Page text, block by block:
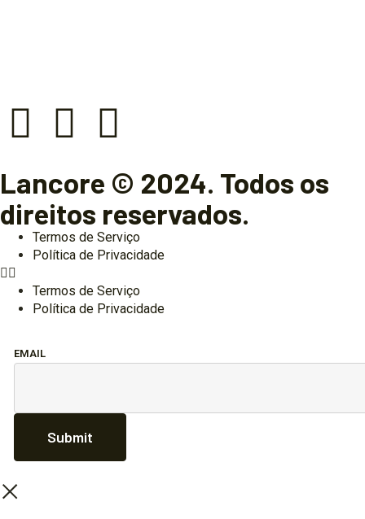
Lancore © 2024. Todos os
direitos reservados.
Termos de Serviço
Política de Privacidade
Termos de Serviço
Política de Privacidade
EMAIL
Submit